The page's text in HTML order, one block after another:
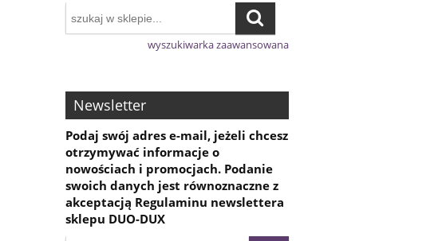
wyszukiwarka zaawansowana
Newsletter
Podaj swój adres e-mail, jeżeli chcesz
otrzymywać informacje o
nowościach i promocjach. Podanie
swoich danych jest równoznaczne z
akceptacją Regulaminu newslettera
sklepu DUO-DUX